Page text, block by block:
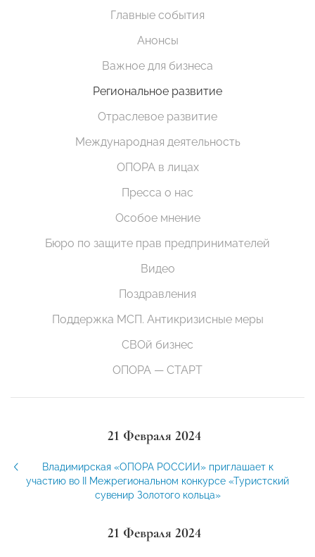
Главные события
Анонсы
Важное для бизнеса
Региональное развитие
Отраслевое развитие
Международная деятельность
ОПОРА в лицах
Пресса о нас
Особое мнение
Бюро по защите прав предпринимателей
Видео
Поздравления
Поддержка МСП. Антикризисные меры
СВОй бизнес
ОПОРА — СТАРТ
21 Февраля 2024
Владимирская «ОПОРА РОССИИ» приглашает к
участию во II Межрегиональном конкурсе «Туристский
сувенир Золотого кольца»
21 Февраля 2024